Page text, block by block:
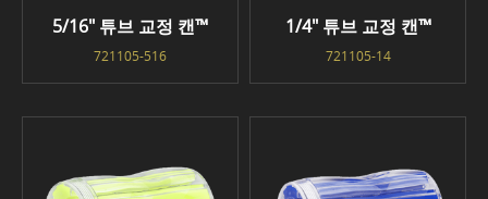
5/16" 튜브 교정 캔™
721105-516
1/4" 튜브 교정 캔™
721105-14